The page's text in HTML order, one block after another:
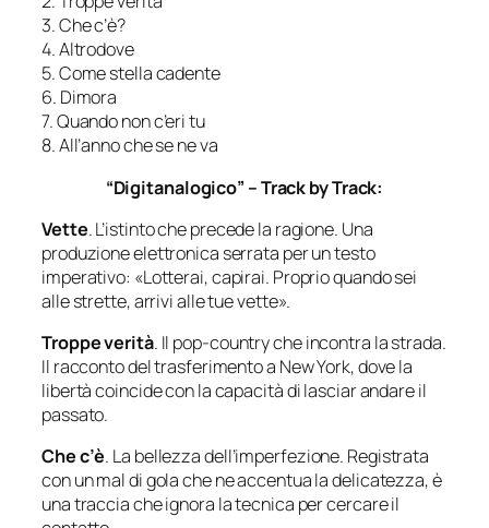
3. Che c’è?
4. Altrodove
5. Come stella cadente
6. Dimora
7. Quando non c’eri tu
8. All’anno che se ne va
“Digitanalogico” – Track by Track:
Vette. L’istinto che precede la ragione. Una
produzione elettronica serrata per un testo
imperativo: «Lotterai, capirai. Proprio quando sei
alle strette, arrivi alle tue vette».
Troppe verità. Il pop-country che incontra la strada.
Il racconto del trasferimento a New York, dove la
libertà coincide con la capacità di lasciar andare il
passato.
Che c’è. La bellezza dell’imperfezione. Registrata
con un mal di gola che ne accentua la delicatezza, è
una traccia che ignora la tecnica per cercare il